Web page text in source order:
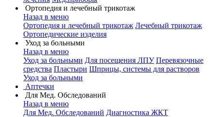
Ортопедия и лечебный трикотаж
Назад в меню
Ортопедия и лечебный трикотаж Лечебный трикотаж
Ортопедические изделия
Уход за больными
Назад в меню
Уход за больными Для посещения ЛПУ Перевязочные
средства Пластыри Шприцы, системы для растворов
Уход за больными
Аптечки
Для Мед. Обследований
Назад в меню
Для Мед. Обследований Диагностика ЖКТ